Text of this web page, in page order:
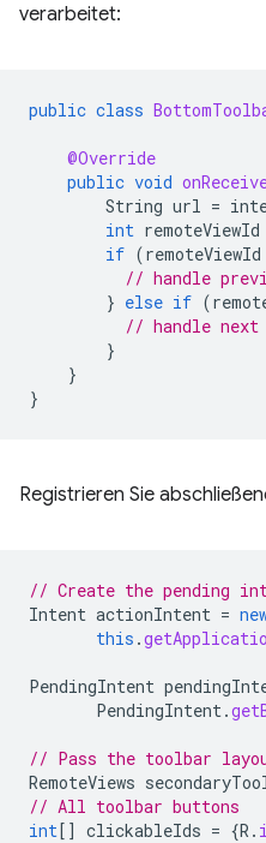
verarbeitet:
public class
@Override
public void
String url =
int remoteViewId
if (remoteViewId
// handle
} else if (
// handle next
}
}
}
Registrieren Sie
// Create the pending
Intent actionIntent =
this .
PendingIntent
PendingIntent .
// Pass the toolbar
RemoteViews
// All toolbar buttons
int[] clickableIds = {R .